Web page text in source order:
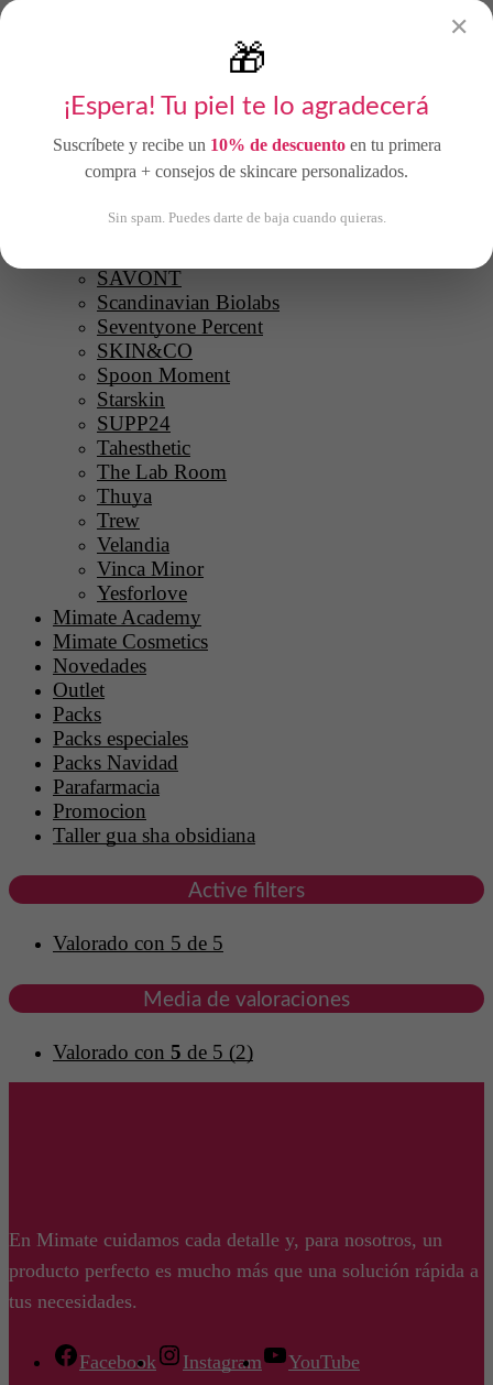
DISPONIBLE PARA RESERVA
8 DISPONIBLES
PURE U
Quiskin
Rare Paris
Razzori
SAVONT
Scandinavian Biolabs
Seventyone Percent
SKIN&CO
Spoon Moment
Starskin
SUPP24
Tahesthetic
The Lab Room
Thuya
Trew
Velandia
Vinca Minor
Yesforlove
Mimate Academy
Mimate Cosmetics
Novedades
Outlet
Packs
Packs especiales
Packs Navidad
Parafarmacia
Promocion
Taller gua sha obsidiana
Active filters
Valorado con 5 de 5
Media de valoraciones
Valorado con 5 de 5 (2)
En Mimate cuidamos cada detalle y, para nosotros, un
producto perfecto es mucho más que una solución rápida a
tus necesidades.
Facebook Instagram YouTube
✕
🎁
¡Espera! Tu piel te lo agradecerá
Suscríbete y recibe un 10% de descuentoen tu primera
compra + consejos de skincare personalizados.
Sin spam. Puedes darte de baja cuando quieras.